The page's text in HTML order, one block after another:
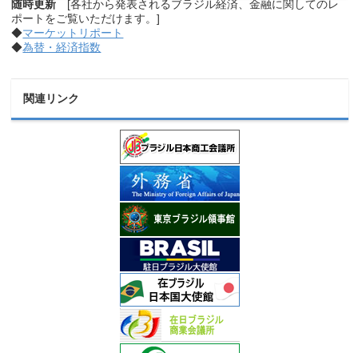
随時更新 [各社から発表されるブラジル経済、金融に関してのレ
ポートをご覧いただけます。]
◆マーケットリポート
◆為替・経済指数
関連リンク